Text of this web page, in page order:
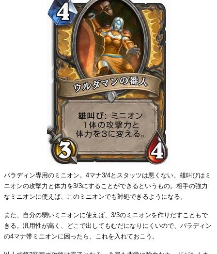
パラディン専用のミニオン。4マナ3/4とスタッツは悪くない。雄叫びはミ
ニオンの攻撃力と体力を3/3にすることができるというもの。相手の強力
なミニオンに使えば、このミニオンでも対処できるようになる。
また、自分の弱いミニオンに使えば、3/3のミニオンを作りだすこともで
きる。汎用性が高く、どこで出してもむだになりにくいので、パラディン
の4マナ帯ミニオンに困ったら、これを入れておこう。